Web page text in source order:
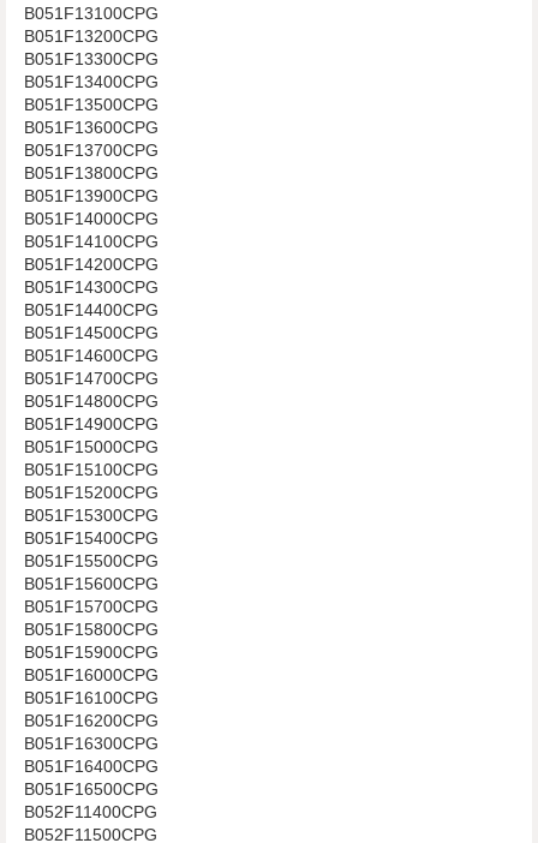
B051F13100CPG
B051F13200CPG
B051F13300CPG
B051F13400CPG
B051F13500CPG
B051F13600CPG
B051F13700CPG
B051F13800CPG
B051F13900CPG
B051F14000CPG
B051F14100CPG
B051F14200CPG
B051F14300CPG
B051F14400CPG
B051F14500CPG
B051F14600CPG
B051F14700CPG
B051F14800CPG
B051F14900CPG
B051F15000CPG
B051F15100CPG
B051F15200CPG
B051F15300CPG
B051F15400CPG
B051F15500CPG
B051F15600CPG
B051F15700CPG
B051F15800CPG
B051F15900CPG
B051F16000CPG
B051F16100CPG
B051F16200CPG
B051F16300CPG
B051F16400CPG
B051F16500CPG
B052F11400CPG
B052F11500CPG